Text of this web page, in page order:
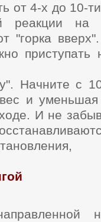
от 4-х до 10-
реакции на
"горка
приступать
Начните с
и
И не